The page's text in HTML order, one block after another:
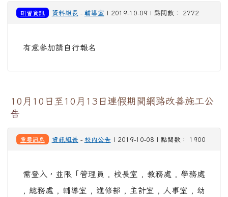
研習資訊 資料組長 - 輔導室 | 2019-10-09 | 點閱數： 2772
有意參加請自行報名
10月10日至10月13日連假期間網路改善施工公
告
重要訊息 資訊組長 - 校內公告 | 2019-10-08 | 點閱數： 1900
需登入，並限「管理員 , 校長室 , 教務處 , 學務處
, 總務處 , 輔導室 , 進修部 , 主計室 , 人事室 , 幼